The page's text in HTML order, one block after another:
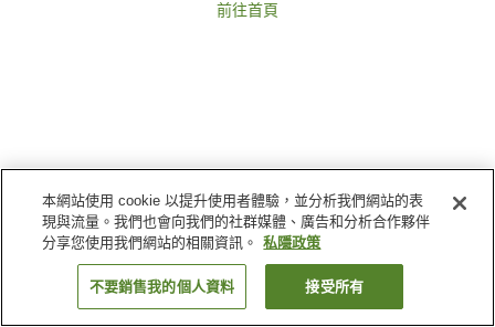
前往首頁
本網站使用 cookie 以提升使用者體驗，並分析我們網站的表
現與流量。我們也會向我們的社群媒體、廣告和分析合作夥伴
分享您使用我們網站的相關資訊。
私隱政策
不要銷售我的個人資料 接受所有